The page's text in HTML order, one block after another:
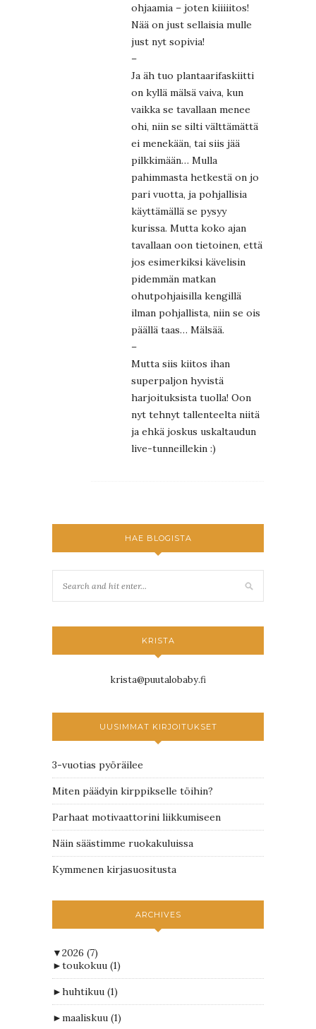
ohjaamia – joten kiiiiitos!
Nää on just sellaisia mulle
just nyt sopivia!
–
Ja äh tuo plantaarifaskiitti
on kyllä mälsä vaiva, kun
vaikka se tavallaan menee
ohi, niin se silti välttämättä
ei menekään, tai siis jää
pilkkimään… Mulla
pahimmasta hetkestä on jo
pari vuotta, ja pohjallisia
käyttämällä se pysyy
kurissa. Mutta koko ajan
tavallaan oon tietoinen, että
jos esimerkiksi kävelisin
pidemmän matkan
ohutpohjaisilla kengillä
ilman pohjallista, niin se ois
päällä taas… Mälsää.
–
Mutta siis kiitos ihan
superpaljon hyvistä
harjoituksista tuolla! Oon
nyt tehnyt tallenteelta niitä
ja ehkä joskus uskaltaudun
live-tunneillekin :)
HAE BLOGISTA
KRISTA
krista@puutalobaby.fi
UUSIMMAT KIRJOITUKSET
3-vuotias pyöräilee
Miten päädyin kirppikselle töihin?
Parhaat motivaattorini liikkumiseen
Näin säästimme ruokakuluissa
Kymmenen kirjasuositusta
ARCHIVES
▼2026 (7)
►toukokuu (1)
►huhtikuu (1)
►maaliskuu (1)